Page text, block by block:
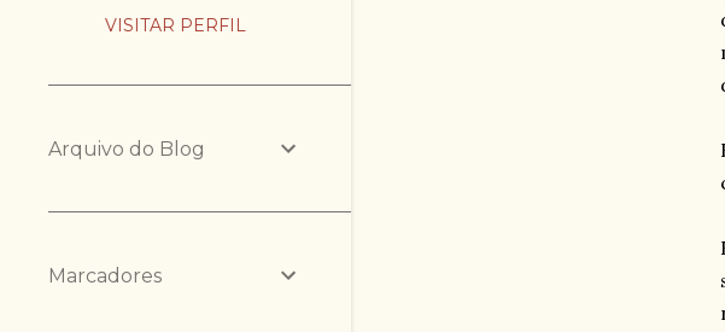
VISITAR PERFIL
Arquivo do Blog
Marcadores